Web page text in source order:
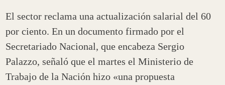
El sector reclama una actualización salarial del 60
por ciento. En un documento firmado por el
Secretariado Nacional, que encabeza Sergio
Palazzo, señaló que el martes el Ministerio de
Trabajo de la Nación hizo «una propuesta